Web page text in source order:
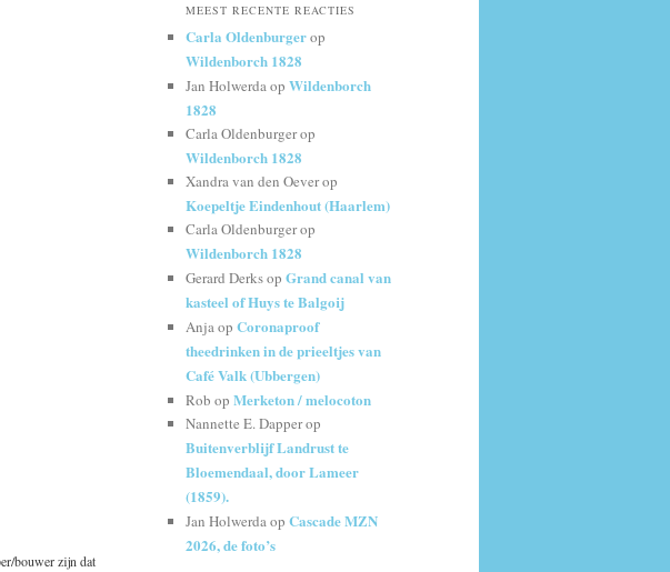
bouwer zijn dat
MEEST RECENTE REACTIES
Carla Oldenburgerop
Wildenborch 1828
Jan Holwerdaop Wildenborch
1828
Carla Oldenburgerop
Wildenborch 1828
Xandra van den Oeverop
Koepeltje Eindenhout (Haarlem)
Carla Oldenburgerop
Wildenborch 1828
Gerard Derksop Grand canal van
kasteel of Huys te Balgoij
Anjaop Coronaproof
theedrinken in de prieeltjes van
Café Valk (Ubbergen)
Rob op Merketon / melocoton
Nannette E. Dapperop
Buitenverblijf Landrust te
Bloemendaal, door Lameer
(1859).
Jan Holwerdaop Cascade MZN
2026, de foto’s